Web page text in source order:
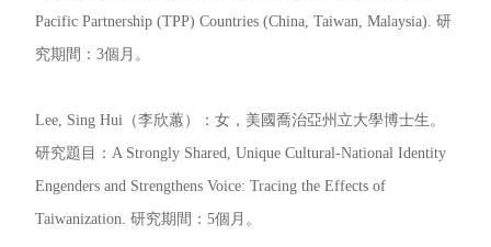
Pacific Partnership (TPP) Countries (China, Taiwan, Malaysia). 研
究期間：3個月。
Lee, Sing Hui（李欣蕙）：女，美國喬治亞州立大學博士生。
研究題目：A Strongly Shared, Unique Cultural-National Identity
Engenders and Strengthens Voice: Tracing the Effects of
Taiwanization. 研究期間：5個月。